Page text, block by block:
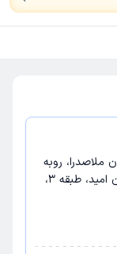
ملاصدرا، روبه
روی بیمارستان بقیه اله، ساختمان پزشکان امید، طبقه 3،